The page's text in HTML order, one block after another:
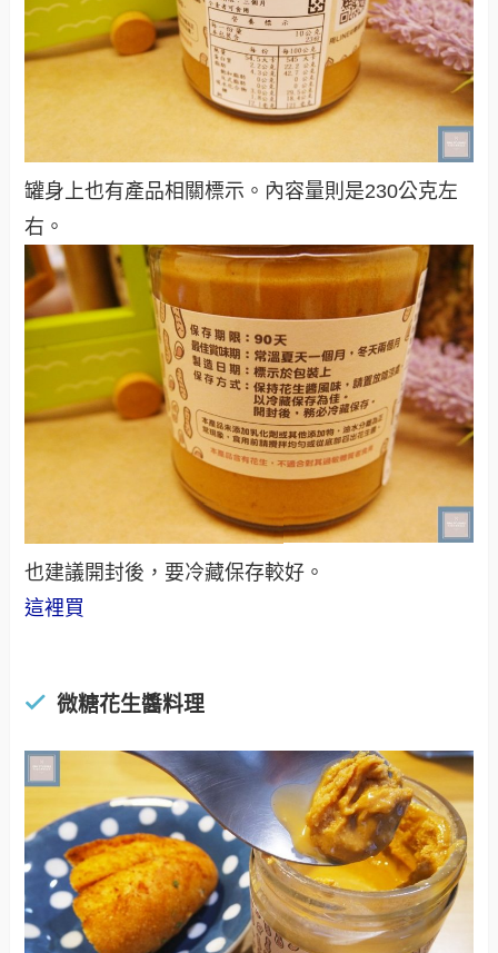
罐身上也有產品相關標示。內容量則是230公克左
右。
也建議開封後，要冷藏保存較好。
這裡買
微糖花生醬料理